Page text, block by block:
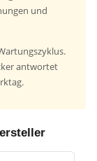
und
antwortet